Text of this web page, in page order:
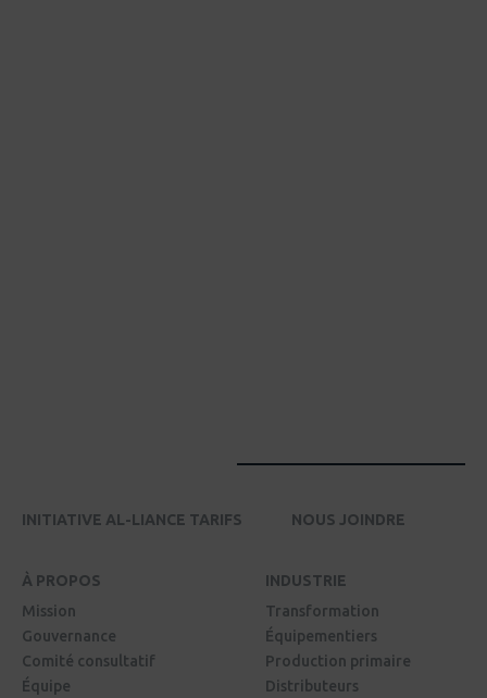
INITIATIVE AL-LIANCE TARIFS NOUS JOINDRE
À PROPOS
Mission
Gouvernance
Comité consultatif
Équipe
INDUSTRIE
Transformation
Équipementiers
Production primaire
Distributeurs